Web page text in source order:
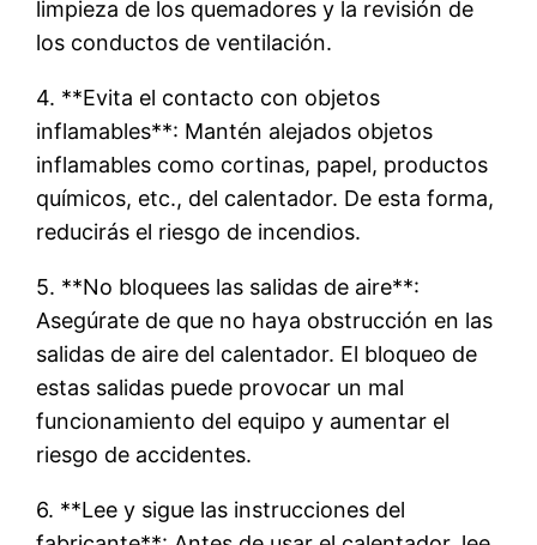
limpieza de los quemadores y la revisión de
los conductos de ventilación.
4. **Evita el contacto con objetos
inflamables**: Mantén alejados objetos
inflamables como cortinas, papel, productos
químicos, etc., del calentador. De esta forma,
reducirás el riesgo de incendios.
5. **No bloquees las salidas de aire**:
Asegúrate de que no haya obstrucción en las
salidas de aire del calentador. El bloqueo de
estas salidas puede provocar un mal
funcionamiento del equipo y aumentar el
riesgo de accidentes.
6. **Lee y sigue las instrucciones del